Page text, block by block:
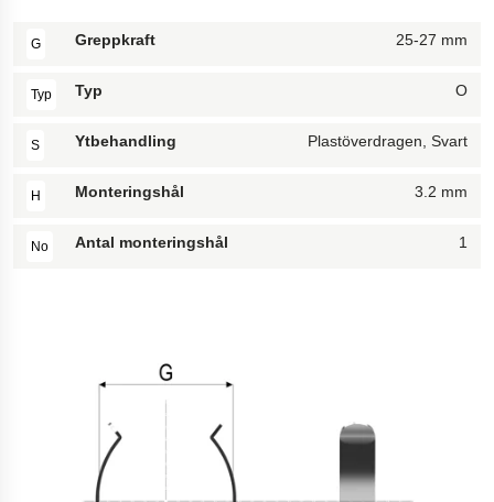
G Greppkraft 25-27 mm
Typ Typ O
S Ytbehandling Plastöverdragen, Svart
H Monteringshål 3.2 mm
No Antal monteringshål 1